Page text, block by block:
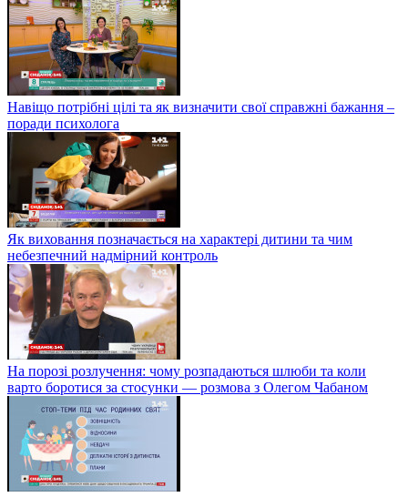
Навіщо потрібні цілі та як визначити свої справжні бажання –
поради психолога
Як виховання позначається на характері дитини та чим
небезпечний надмірний контроль
На порозі розлучення: чому розпадаються шлюби та коли
варто боротися за стосунки — розмова з Олегом Чабаном